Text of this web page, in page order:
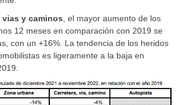
vias y caminos , el mayor aumento de los
12 meses en comparación con 2019 se
, con un +16%. La tendencia de los heridos
es ligeramente a la baja en